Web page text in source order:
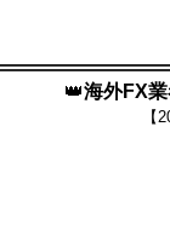
👑海外FX
【